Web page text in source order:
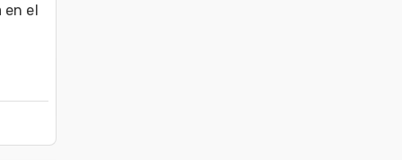
en el